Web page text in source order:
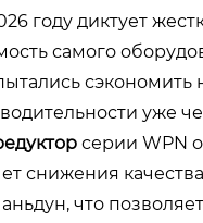
году диктует
самого
уже
серии WPN
снижения
что